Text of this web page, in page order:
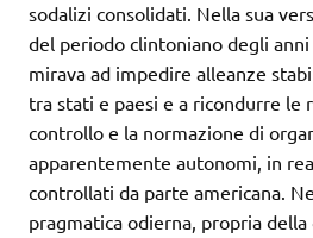
sodalizi consolidati. Nella sua
del periodo clintoniano degli anni
mirava ad impedire alleanze
tra stati e paesi e a ricondurre le
controllo e la normazione di
apparentemente autonomi, in
controllati da parte americana.
pragmatica odierna, propria della